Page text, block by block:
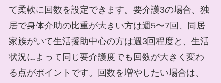
て柔軟に回数を設定できます。要介護3の場合、独
居で身体介助の比重が大きい方は週5〜7回、同居
家族がいて生活援助中心の方は週3回程度と、生活
状況によって同じ要介護度でも回数が大きく変わ
る点がポイントです。回数を増やしたい場合は、